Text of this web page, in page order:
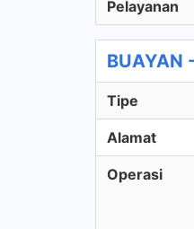
Pelayanan
BUAYAN
Tipe
Alamat
Operasi